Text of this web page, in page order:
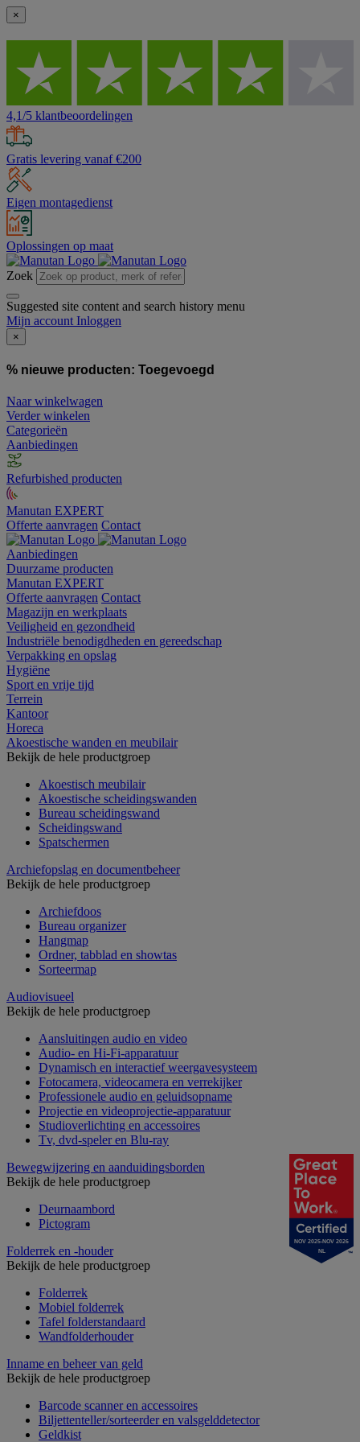
×
4,1/5 klantbeoordelingen
Gratis levering vanaf €200
Eigen montagedienst
Oplossingen op maat
Zoek
Suggested site content and search history menu
Mijn account Inloggen
×
% nieuwe producten: Toegevoegd
Naar winkelwagen
Verder winkelen
Categorieën
Aanbiedingen
Refurbished producten
Manutan EXPERT
Offerte aanvragen Contact
Aanbiedingen
Duurzame producten
Manutan EXPERT
Offerte aanvragen Contact
Magazijn en werkplaats
Veiligheid en gezondheid
Industriële benodigdheden en gereedschap
Verpakking en opslag
Hygiëne
Sport en vrije tijd
Terrein
Kantoor
Horeca
Akoestische wanden en meubilair
Bekijk de hele productgroep
Akoestisch meubilair
Akoestische scheidingswanden
Bureau scheidingswand
Scheidingswand
Spatschermen
Archiefopslag en documentbeheer
Bekijk de hele productgroep
Archiefdoos
Bureau organizer
Hangmap
Ordner, tabblad en showtas
Sorteermap
Audiovisueel
Bekijk de hele productgroep
Aansluitingen audio en video
Audio- en Hi-Fi-apparatuur
Dynamisch en interactief weergavesysteem
Fotocamera, videocamera en verrekijker
Professionele audio en geluidsopname
Projectie en videoprojectie-apparatuur
Studioverlichting en accessoires
Tv, dvd-speler en Blu-ray
Bewegwijzering en aanduidingsborden
Bekijk de hele productgroep
Deurnaambord
Pictogram
Folderrek en -houder
Bekijk de hele productgroep
Folderrek
Mobiel folderrek
Tafel folderstandaard
Wandfolderhouder
Inname en beheer van geld
Bekijk de hele productgroep
Barcode scanner en accessoires
Biljettenteller/sorteerder en valsgelddetector
Geldkist
NOV 2025-NOV 2026
NL